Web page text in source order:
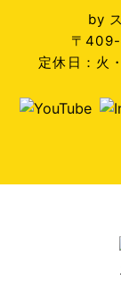
by
〒
定休日：火